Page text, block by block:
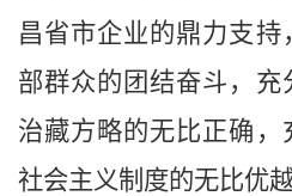
昌省市企业的鼎力支
部群众的团结奋斗，充
治藏方略的无比正确，
社会主义制度的无比优越